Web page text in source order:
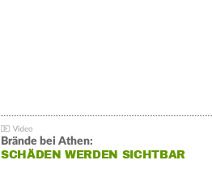
Brände bei Athen:
SCHÄDEN WERDEN SICHTBAR